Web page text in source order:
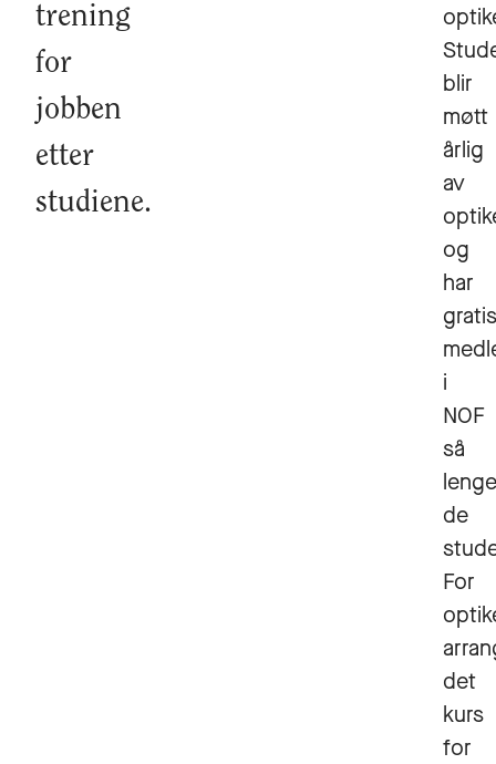
trening
for
jobben
etter
studiene.
blir
møtt
årlig
av
og
har
gratis
i
NOF
så
lenge
de
For
det
kurs
for